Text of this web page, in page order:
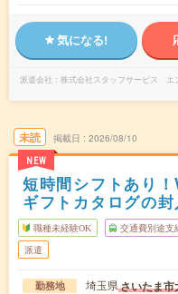
気になる!
派遣会社
株式会社スタッフサービス エ
未読
NEW
掲載日 2026/08/10
短時間シフトあり
ギフトカタログの
職種未経験OK 交通費別途支
派遣
勤務地 埼玉県さいたま市